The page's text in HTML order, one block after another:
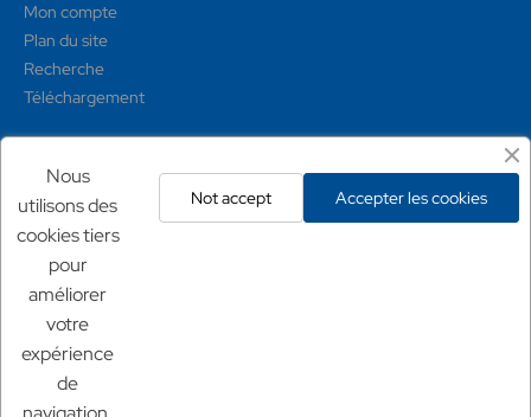
Mon compte
Plan du site
Recherche
Téléchargement
Conditions générales
Mentions légales
Politique de confidentialité
Politique de retour
Nos sites
Chf Aquaculture
Nous
utilisons des
cookies tiers
pour
améliorer
votre
expérience
de
Accepter les cookies
Not accept